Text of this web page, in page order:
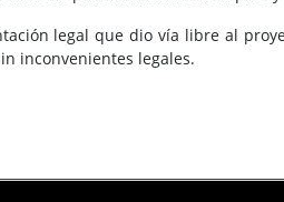
legal que dio vía libre al
inconvenientes legales.